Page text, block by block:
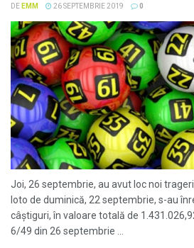
DE EMM 26 SEPTEMBRIE 2019 0
Joi, 26 septembrie, au avut loc noi
loto de duminică, 22 septembrie, s-au
câștiguri, în valoare totală de
6/49 din 26 septembrie ...